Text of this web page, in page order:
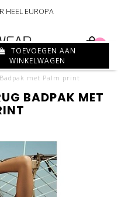
HEEL EUROPA
0
met Palm print
TOEVOEGEN AAN
WINKELWAGEN
BADPAK MET